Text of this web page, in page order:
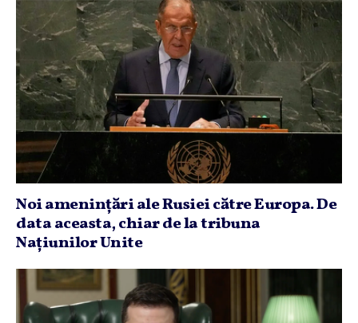
Noi ameninţări ale Rusiei către Europa. De
data aceasta, chiar de la tribuna
Naţiunilor Unite